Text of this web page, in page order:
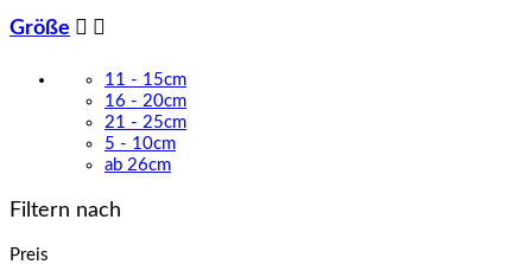
Größe  
11 - 15cm
16 - 20cm
21 - 25cm
5 - 10cm
ab 26cm
Filtern nach
Preis